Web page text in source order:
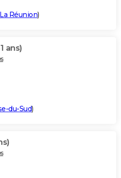
La Réunion)
ans)
du-Sud)